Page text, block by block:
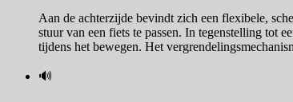
Aan de achterzijde bevindt zich een flexibele,
stuur van een fiets te passen. In tegenstelling tot
tijdens het bewegen. Het
🔊